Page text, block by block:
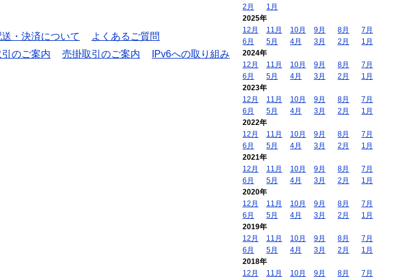
送・決済について
よくあるご質問
のご案内 売掛取引のご案内
IPv6への取り組み
2月
1月
2025年
12月
11月 10月 9月 8月
7月
6月
5月 4月 3月 2月
1月
2024年
12月
11月 10月 9月 8月
7月
6月
5月 4月 3月 2月
1月
2023年
12月
11月 10月 9月 8月
7月
6月
5月 4月 3月 2月
1月
2022年
12月
11月 10月 9月 8月
7月
6月
5月 4月 3月 2月
1月
2021年
12月
11月 10月 9月 8月
7月
6月
5月 4月 3月 2月
1月
2020年
12月
11月 10月 9月 8月
7月
6月
5月 4月 3月 2月
1月
2019年
12月
11月 10月 9月 8月
7月
6月
5月 4月 3月 2月
1月
2018年
12月
11月 10月 9月 8月
7月